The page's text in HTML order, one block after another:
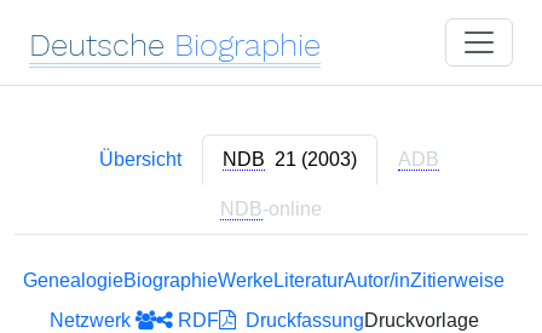
Deutsche Biographie
Übersicht NDB 21 (2003) ADB
NDB-online
GenealogieBiographieWerkeLiteraturAutor/inZitierweise
Netzwerk
RDF DruckfassungDruckvorlage